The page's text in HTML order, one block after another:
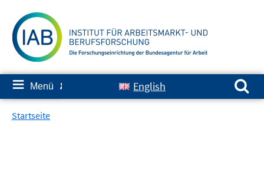
zum
Inhalt
≡ Menü ✘ English
Suchen nach:
Startseite